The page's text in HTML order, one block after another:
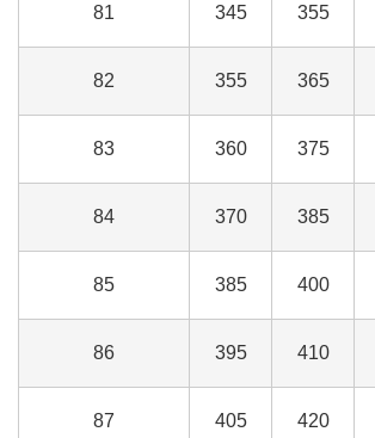
81 345 355
82 355 365
83 360 375
84 370 385
85 385 400
86 395 410
87 405 420